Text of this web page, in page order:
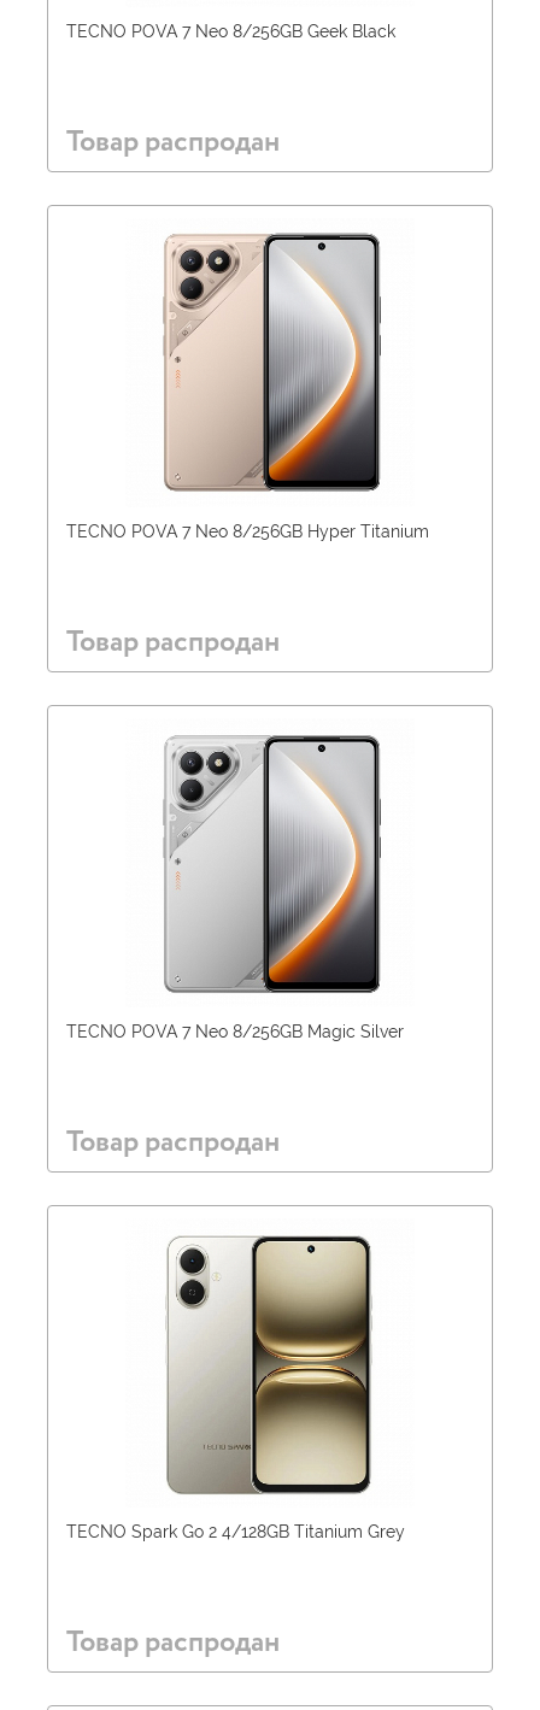
TECNO POVA 7 Neo 8/256GB Geek Black
Товар распродан
TECNO POVA 7 Neo 8/256GB Hyper Titanium
Товар распродан
TECNO POVA 7 Neo 8/256GB Magic Silver
Товар распродан
TECNO Spark Go 2 4/128GB Titanium Grey
Товар распродан